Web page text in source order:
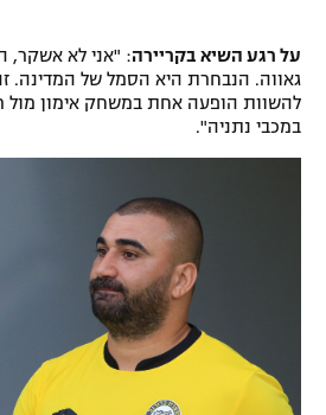
על רגע השיא בקריירה: "אני לא אשקר,
גאווה. הנבחרת היא הסמל של המדינה.
להשוות הופעה אחת במשחק אימון מול
במכבי נתניה".